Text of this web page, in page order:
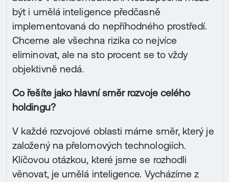
být i umělá inteligence předčasně
implementovaná do nepříhodného prostředí.
Chceme ale všechna rizika co nejvíce
eliminovat, ale na sto procent se to vždy
objektivně nedá.
Co řešíte jako hlavní směr rozvoje celého
holdingu?
V každé rozvojové oblasti máme směr, který je
založený na přelomových technologiích.
Klíčovou otázkou, které jsme se rozhodli
věnovat, je umělá inteligence. Vycházíme z